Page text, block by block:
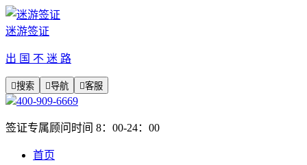
迷游签证
出 国 不 迷 路
搜索 导航 客服
400-909-6669
签证专属顾问时间 8：00-24：00
首页